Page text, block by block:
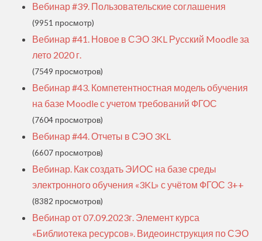
Вебинар #39. Пользовательские соглашения
(9951 просмотр)
Вебинар #41. Новое в СЭО 3KL Русский Moodle за
лето 2020 г.
(7549 просмотров)
Вебинар #43. Компетентностная модель обучения
на базе Moodle с учетом требований ФГОС
(7604 просмотров)
Вебинар #44. Отчеты в СЭО 3KL
(6607 просмотров)
Вебинар. Как создать ЭИОС на базе среды
электронного обучения «3KL» с учётом ФГОС 3++
(8382 просмотров)
Вебинар от 07.09.2023г. Элемент курса
«‎Библиотека ресурсов»‎. Видеоинструкция по СЭО